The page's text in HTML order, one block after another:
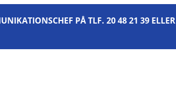
PÅ TLF. 20 48 21 39 ELLER